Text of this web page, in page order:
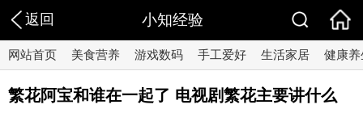
返回 小知经验
网站首页 美食营养 游戏数码 手工爱好 生活家居 健康养
繁花阿宝和谁在一起了 电视剧繁花主要讲什么